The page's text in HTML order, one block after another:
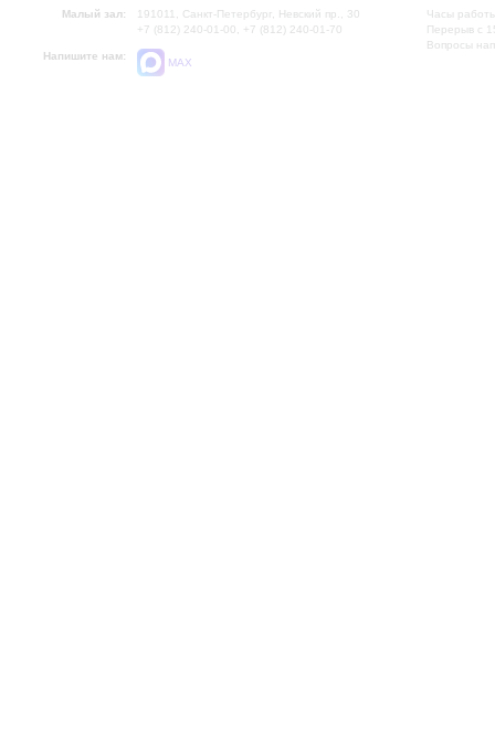
Малый зал:
191011, Санкт-Петербург, Невский пр., 30
+7 (812) 240-01-00, +7 (812) 240-01-70
Напишите нам:
MAX
Часы
Перерыв с
Вопросы